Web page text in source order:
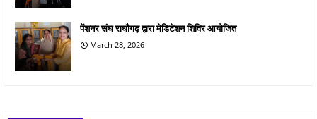
पेंशनर संघ राघौगढ़ द्वारा मेडिटेशन शिविर आयोजित
March 28, 2026